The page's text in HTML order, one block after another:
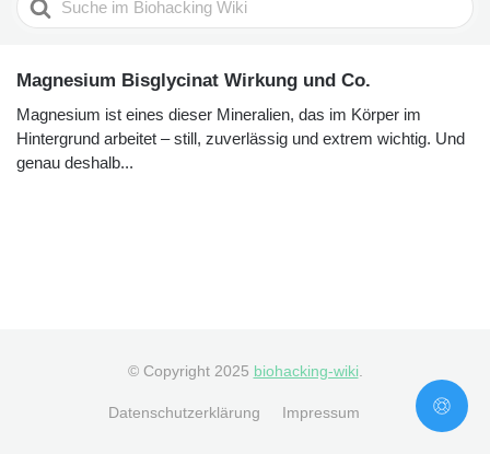
For
Magnesium Bisglycinat Wirkung und Co.
Magnesium ist eines dieser Mineralien, das im Körper im
Hintergrund arbeitet – still, zuverlässig und extrem wichtig. Und
genau deshalb...
© Copyright 2025 biohacking-wiki
Datenschutzerklärung Impressum